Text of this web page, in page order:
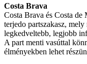
Costa Brava
Costa Brava és Costa de
terjedo partszakasz,
legkedveltebb, legjobb
A part menti vasúttal
élményekben lehet